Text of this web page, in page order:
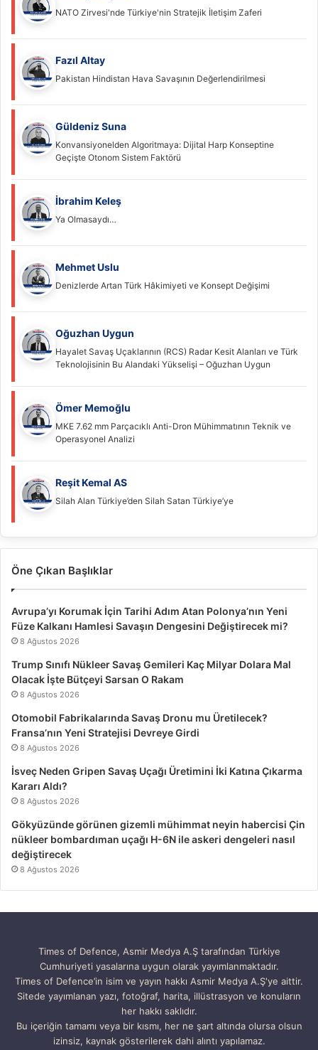
NATO Zirvesi'nde Türkiye'nin Stratejik İletişim Zaferi
Fazıl Altay
Pakistan Hindistan Hava Savaşının Değerlendirilmesi
Güldeniz Suna
Konvansiyonelden Algoritmaya: Dijital Harp Konseptine
Geçişte Otonom Sistem Faktörü
İbrahim Keleş
Ya Olmasaydı…
Mehmet Uslu
Denizlerde Artan Türk Hâkimiyeti ve Konsept Değişimi
Oğuzhan Uygun
Hayalet Savaş Uçaklarının (RCS) Radar Kesit Alanları ve Türk
Teknolojisinin Bu Alandaki Yükselişi – Oğuzhan Uygun
Ömer Memoğlu
MKE 7.62 mm Parçacıklı Anti-Dron Mühimmatının Teknik ve
Operasyonel Analizi
Reşit Kemal AS
Silah Alan Türkiye’den Silah Satan Türkiye’ye
Öne Çıkan Başlıklar
Avrupa’yı Korumak İçin Tarihi Adım Atan Polonya’nın Yeni
Füze Kalkanı Hamlesi Savaşın Dengesini Değiştirecek mi?
8 Ağustos 2026
Trump Sınıfı Nükleer Savaş Gemileri Kaç Milyar Dolara Mal
Olacak İşte Bütçeyi Sarsan O Rakam
8 Ağustos 2026
Otomobil Fabrikalarında Savaş Dronu mu Üretilecek?
Fransa’nın Yeni Stratejisi Devreye Girdi
8 Ağustos 2026
İsveç Neden Gripen Savaş Uçağı Üretimini İki Katına Çıkarma
Kararı Aldı?
8 Ağustos 2026
Gökyüzünde görünen gizemli mühimmat neyin habercisi Çin
nükleer bombardıman uçağı H-6N ile askeri dengeleri nasıl
değiştirecek
8 Ağustos 2026
Times of Defence, Asmir Medya A.Ş tarafından Türkiye
Cumhuriyeti yasalarına uygun olarak yayımlanmaktadır.
Times of Defence’in isim ve yayın hakkı Asmir Medya A.Ş'ye aittir.
Sitede yayımlanan yazı, fotoğraf, harita, illüstrasyon ve konuların
her hakkı saklıdır.
Bu içeriğin tamamı veya bir kısmı, her ne şart altında olursa olsun
izinsiz, kaynak gösterilerek dahi alıntı yapılamaz.